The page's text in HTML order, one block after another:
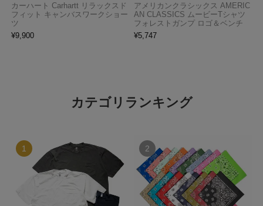
カーハート Carhartt リラックスド
フィット キャンバスワークショー
ツ
¥9,900
アメリカンクラシックス AMERIC
AN CLASSICS ムービーTシャツ
フォレストガンプ ロゴ＆ベンチ
¥5,747
カテゴリランキング